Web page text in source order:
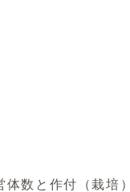
数と作付（栽培